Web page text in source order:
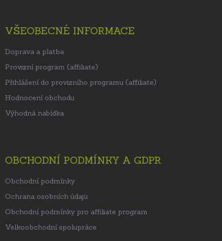
VŠEOBECNÉ INFORMACE
Doprava a platba
Provizní program (affiliate)
Přihlášení do provizního programu (affiliate)
Hodnocení obchodu
Výhodná nabídka
OBCHODNÍ PODMÍNKY A GDPR
Obchodní podmínky
Ochrana osobních údajů
Obchodní podmínky pro affiliate program
Velkoobchodní spolupráce